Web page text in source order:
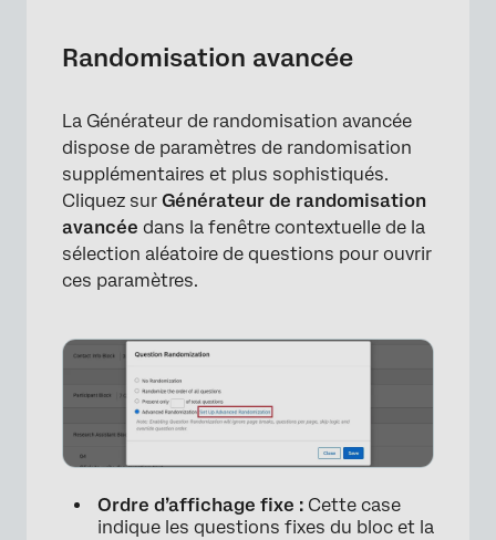
Randomisation avancée
La Générateur de randomisation avancée
dispose de paramètres de randomisation
supplémentaires et plus sophistiqués.
Cliquez sur Générateur de randomisation
avancée dans la fenêtre contextuelle de la
sélection aléatoire de questions pour ouvrir
ces paramètres.
Ordre d’affichage fixe : Cette case
indique les questions fixes du bloc et la